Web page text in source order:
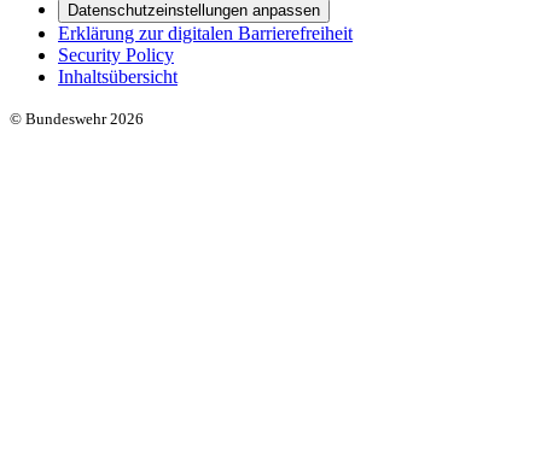
Datenschutzeinstellungen anpassen
Erklärung zur digitalen Barrierefreiheit
Security Policy
Inhaltsübersicht
© Bundeswehr 2026